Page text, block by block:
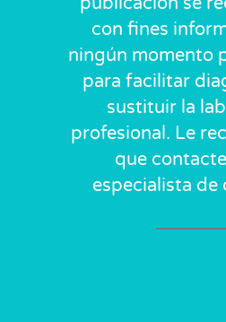
con fines
ningún momento
para facilitar
sustituir la
profesional. Le
que
especialista de